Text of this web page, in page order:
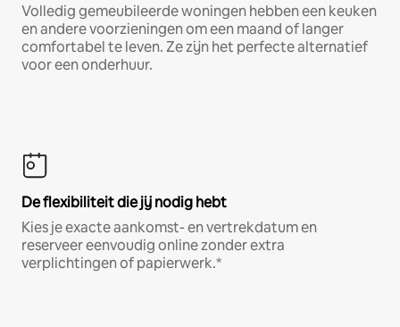
Volledig gemeubileerde woningen hebben een keuken
en andere voorzieningen om een maand of langer
comfortabel te leven. Ze zijn het perfecte alternatief
voor een onderhuur.
De flexibiliteit die jij nodig hebt
Kies je exacte aankomst- en vertrekdatum en
reserveer eenvoudig online zonder extra
verplichtingen of papierwerk.*